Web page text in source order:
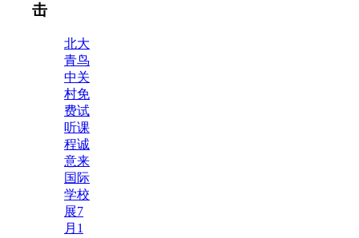
击
北大
青鸟
中关
村免
费试
听课
程诚
意来
国际
学校
展7
月1